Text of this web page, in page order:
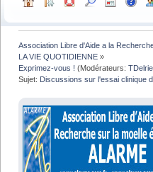
Association Libre d'Aide a la
LA VIE QUOTIDIENNE »
Exprimez-vous ! (Modérateurs:
Sujet: Discussions sur l'essai clinique